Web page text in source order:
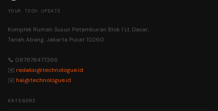
YOUR TECH UPDATE
Komplek Rumah Susun Petamburan Blok 1 Lt. Dasar,
Tanah Abang, Jakarta Pusat 10260
📞 087878477366
✉️ redaksi@technologue.id
✉️ hai@technologue.id
KATEGORI